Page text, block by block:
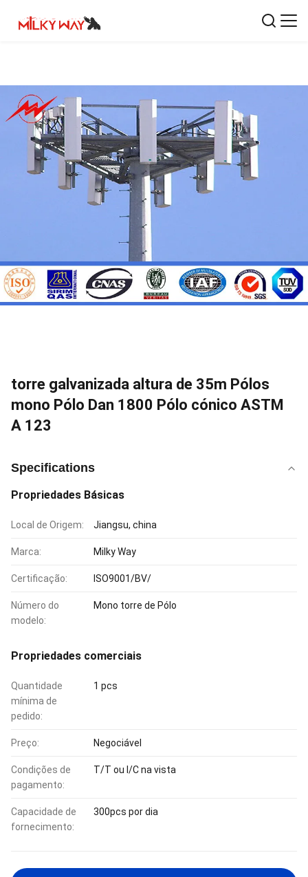
torre galvanizada altura de 35m Pólos
mono Pólo Dan 1800 Pólo cónico ASTM
A 123
Specifications
Propriedades Básicas
Local de Origem: Jiangsu, china
Marca: Milky Way
Certificação: ISO9001/BV/
Número do
modelo:
Mono torre de Pólo
Propriedades comerciais
Quantidade
mínima de
pedido:
1 pcs
Preço: Negociável
Condições de
pagamento:
T/T ou l/C na vista
Capacidade de
fornecimento:
300pcs por dia